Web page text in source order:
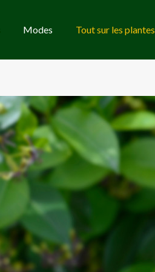
Modes Tout sur les plantes